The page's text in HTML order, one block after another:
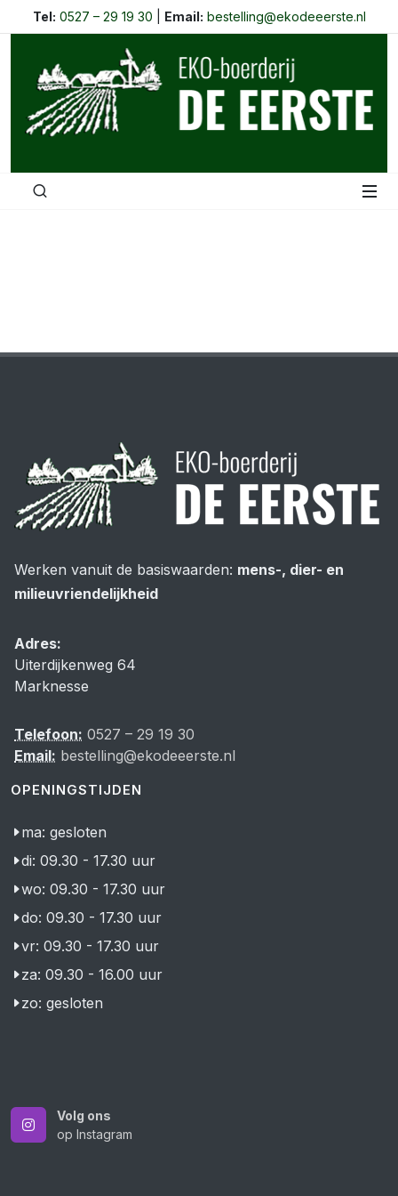
Tel: 0527 – 29 19 30 Email: bestelling@ekodeeerste.nl
Werken vanuit de basiswaarden: mens-, dier- en
milieuvriendelijkheid
Adres:
Uiterdijkenweg 64
Marknesse
Telefoon: 0527 – 29 19 30
Email: bestelling@ekodeeerste.nl
OPENINGSTIJDEN
ma: gesloten
di: 09.30 - 17.30 uur
wo: 09.30 - 17.30 uur
do: 09.30 - 17.30 uur
vr: 09.30 - 17.30 uur
za: 09.30 - 16.00 uur
zo: gesloten
Volg ons
op Instagram